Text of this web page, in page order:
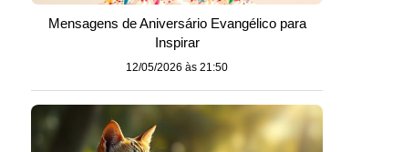
Mensagens de Aniversário Evangélico para
Inspirar
12/05/2026 às 21:50